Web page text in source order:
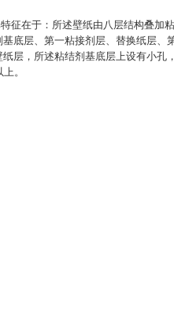
征在于：所述壁纸由八层结构叠加
底层、第一粘接剂层、替换纸层、
层，所述粘结剂基底层上设有小孔
。